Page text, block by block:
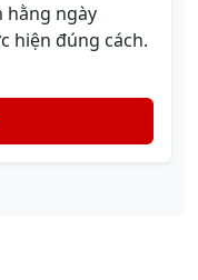
hằng ngày
hiện đúng cách.